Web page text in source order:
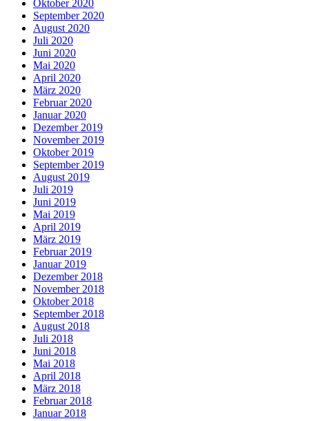
Oktober 2020
September 2020
August 2020
Juli 2020
Juni 2020
Mai 2020
April 2020
März 2020
Februar 2020
Januar 2020
Dezember 2019
November 2019
Oktober 2019
September 2019
August 2019
Juli 2019
Juni 2019
Mai 2019
April 2019
März 2019
Februar 2019
Januar 2019
Dezember 2018
November 2018
Oktober 2018
September 2018
August 2018
Juli 2018
Juni 2018
Mai 2018
April 2018
März 2018
Februar 2018
Januar 2018